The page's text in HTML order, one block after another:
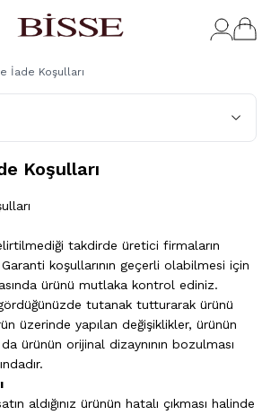
İade Koşulları
Koşulları
takdirde üretici firmaların
koşullarının geçerli olabilmesi için
ürünü mutlaka kontrol ediniz.
tutanak tutturarak ürünü
üzerinde yapılan değişiklikler, ürünün
ürünün orijinal dizaynının bozulması
aldığınız ürünün hatalı çıkması halinde